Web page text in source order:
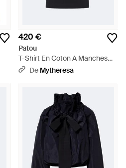
420 €
Patou
T-Shirt En Coton A Manches
Bouffantes - Noir
De Mytheresa